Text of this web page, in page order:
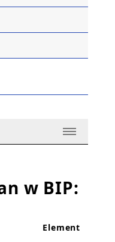
w BIP:
Element